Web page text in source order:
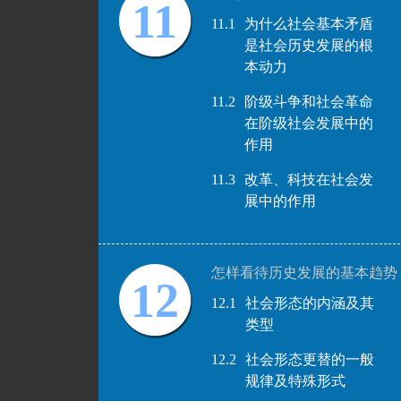
11
11.1
为什么社会基本矛盾
是社会历史发展的根
本动力
11.2
阶级斗争和社会革命
在阶级社会发展中的
作用
11.3
改革、科技在社会发
展中的作用
12
怎样看待历史发展的基本趋势
12.1
社会形态的内涵及其
类型
12.2
社会形态更替的一般
规律及特殊形式